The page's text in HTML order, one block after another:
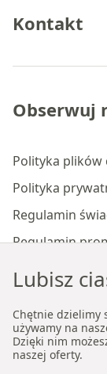
Kontakt
Polityka plików
Polityka
Regulamin
Regulamin
Regulamin
Regulamin
Regulamin
Regulamin
Obserwuj
Lubisz
Chętnie dzielimy
używamy na
Dzięki nim
naszej oferty.